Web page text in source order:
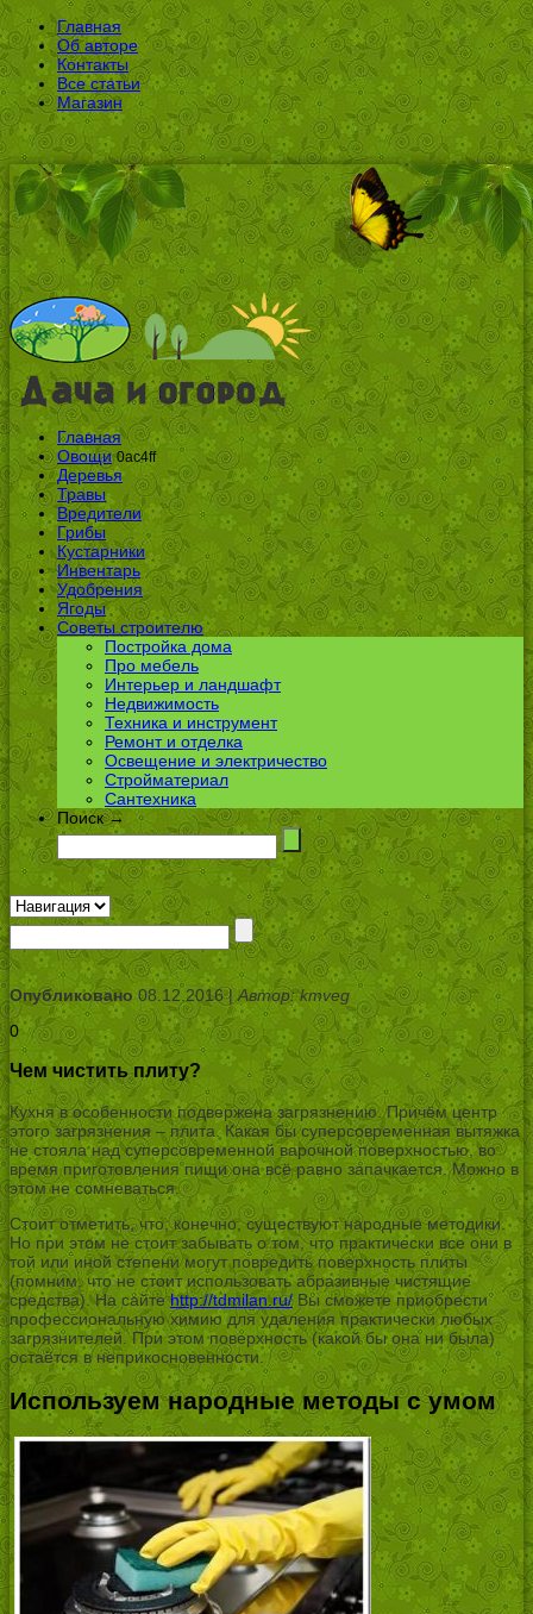
Главная
Об авторе
Контакты
Все статьи
Магазин
Главная
Овощи 0ac4ff
Деревья
Травы
Вредители
Грибы
Кустарники
Инвентарь
Удобрения
Ягоды
Советы строителю
Постройка дома
Про мебель
Интерьер и ландшафт
Недвижимость
Техника и инструмент
Ремонт и отделка
Освещение и электричество
Стройматериал
Сантехника
Поиск →
Опубликовано08.12.2016 |Автор: kmveg
0
Чем чистить плиту?
Кухня в особенности подвержена загрязнению. Причём центр
этого загрязнения – плита. Какая бы суперсовременная вытяжка
не стояла над суперсовременной варочной поверхностью, во
время приготовления пищи она всё равно запачкается. Можно в
этом не сомневаться.
Стоит отметить, что, конечно, существуют народные методики.
Но при этом не стоит забывать о том, что практически все они в
той или иной степени могут повредить поверхность плиты
(помним, что не стоит использовать абразивные чистящие
средства). На сайтеhttp://tdmilan.ru/Вы сможете приобрести
профессиональную химию для удаления практически любых
загрязнителей. При этом поверхность (какой бы она ни была)
остаётся в неприкосновенности.
Используем народные методы с умом